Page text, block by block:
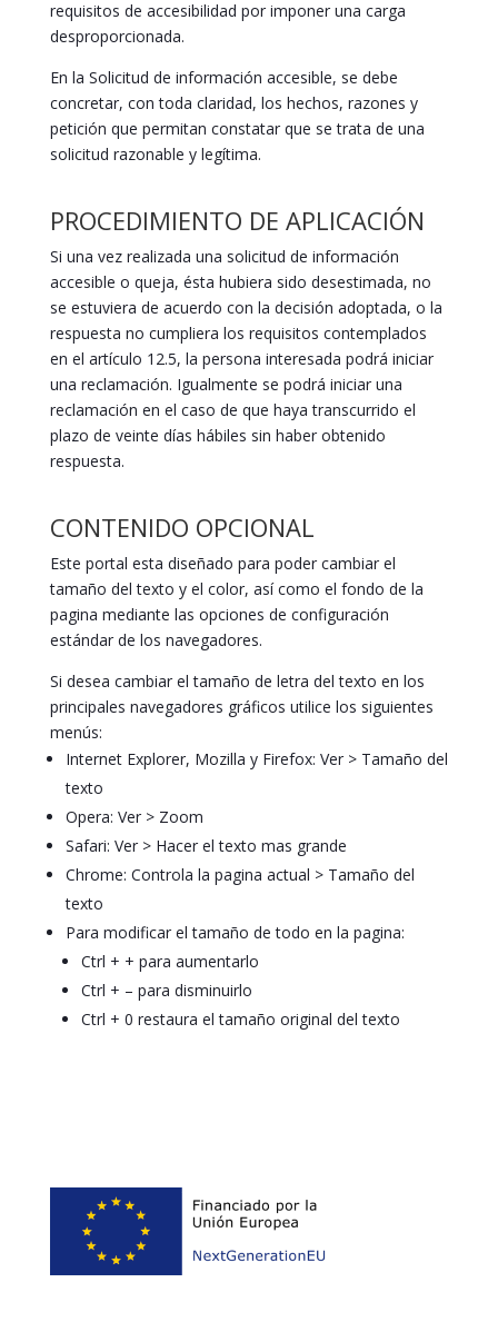
requisitos de accesibilidad por imponer una carga
desproporcionada.
En la Solicitud de información accesible, se debe
concretar, con toda claridad, los hechos, razones y
petición que permitan constatar que se trata de una
solicitud razonable y legítima.
PROCEDIMIENTO DE APLICACIÓN
Si una vez realizada una solicitud de información
accesible o queja, ésta hubiera sido desestimada, no
se estuviera de acuerdo con la decisión adoptada, o la
respuesta no cumpliera los requisitos contemplados
en el artículo 12.5, la persona interesada podrá iniciar
una reclamación. Igualmente se podrá iniciar una
reclamación en el caso de que haya transcurrido el
plazo de veinte días hábiles sin haber obtenido
respuesta.
CONTENIDO OPCIONAL
Este portal esta diseñado para poder cambiar el
tamaño del texto y el color, así como el fondo de la
pagina mediante las opciones de configuración
estándar de los navegadores.
Si desea cambiar el tamaño de letra del texto en los
principales navegadores gráficos utilice los siguientes
menús:
Internet Explorer, Mozilla y Firefox: Ver > Tamaño del
texto
Opera: Ver > Zoom
Safari: Ver > Hacer el texto mas grande
Chrome: Controla la pagina actual > Tamaño del
texto
Para modificar el tamaño de todo en la pagina:
Ctrl + + para aumentarlo
Ctrl + – para disminuirlo
Ctrl + 0 restaura el tamaño original del texto